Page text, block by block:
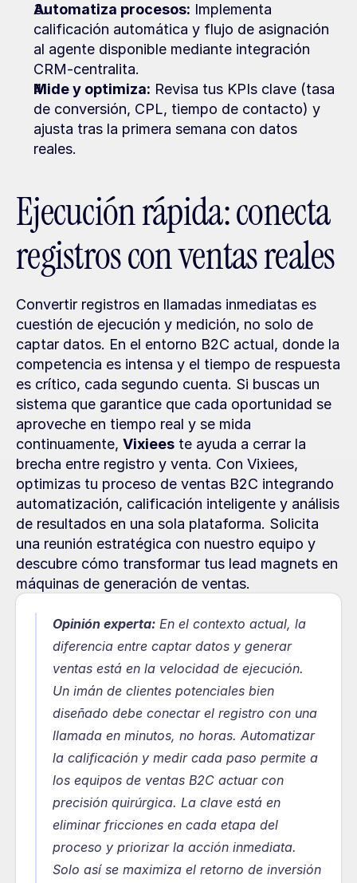
Automatiza procesos: Implementa
calificación automática y flujo de asignación
al agente disponible mediante integración
CRM-centralita.
Mide y optimiza: Revisa tus KPIs clave (tasa
de conversión, CPL, tiempo de contacto) y
ajusta tras la primera semana con datos
reales.
Ejecución rápida: conecta
registros con ventas reales
Convertir registros en llamadas inmediatas es
cuestión de ejecución y medición, no solo de
captar datos. En el entorno B2C actual, donde la
competencia es intensa y el tiempo de respuesta
es crítico, cada segundo cuenta. Si buscas un
sistema que garantice que cada oportunidad se
aproveche en tiempo real y se mida
continuamente, Vixiees te ayuda a cerrar la
brecha entre registro y venta. Con Vixiees,
optimizas tu proceso de ventas B2C integrando
automatización, calificación inteligente y análisis
de resultados en una sola plataforma. Solicita
una reunión estratégica con nuestro equipo y
descubre cómo transformar tus lead magnets en
máquinas de generación de ventas.
Opinión experta: En el contexto actual, la
diferencia entre captar datos y generar
ventas está en la velocidad de ejecución.
Un imán de clientes potenciales bien
diseñado debe conectar el registro con una
llamada en minutos, no horas. Automatizar
la calificación y medir cada paso permite a
los equipos de ventas B2C actuar con
precisión quirúrgica. La clave está en
eliminar fricciones en cada etapa del
proceso y priorizar la acción inmediata.
Solo así se maximiza el retorno de inversión